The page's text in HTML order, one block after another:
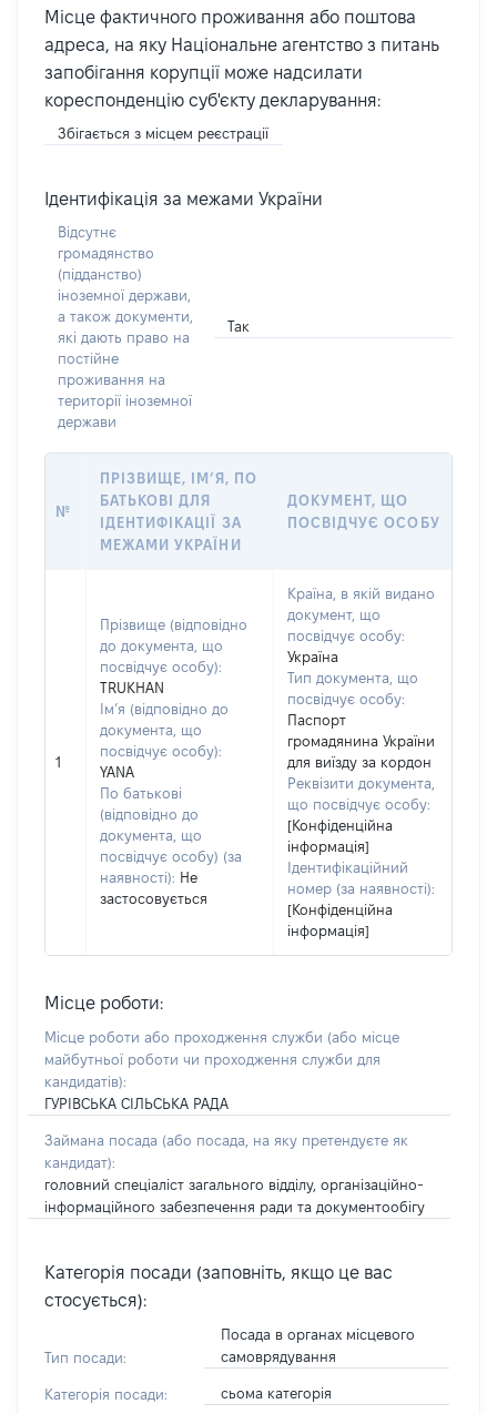
Місце фактичного проживання або поштова
адреса, на яку Національне агентство з питань
запобігання корупції може надсилати
кореспонденцію суб'єкту декларування:
Збігається з місцем реєстрації
Ідентифікація за межами України
Відсутнє
громадянство
(підданство)
іноземної держави,
а також документи,
які дають право на
постійне
проживання на
території іноземної
держави
Так
№
ПРІЗВИЩЕ, ІМ’Я, ПО
БАТЬКОВІ ДЛЯ
ІДЕНТИФІКАЦІЇ ЗА
МЕЖАМИ УКРАЇНИ
ДОКУМЕНТ, ЩО
ПОСВІДЧУЄ ОСОБУ
1
Прізвище (відповідно
до документа, що
посвідчує особу):
TRUKHAN
Ім’я (відповідно до
документа, що
посвідчує особу):
YANA
По батькові
(відповідно до
документа, що
посвідчує особу) (за
наявності): Не
застосовується
Країна, в якій видано
документ, що
посвідчує особу:
Україна
Тип документа, що
посвідчує особу:
Паспорт
громадянина України
для виїзду за кордон
Реквізити документа,
що посвідчує особу:
[Конфіденційна
інформація]
Ідентифікаційний
номер (за наявності):
[Конфіденційна
інформація]
Місце роботи:
Місце роботи або проходження служби (або місце
майбутньої роботи чи проходження служби для
кандидатів):
ГУРІВСЬКА СІЛЬСЬКА РАДА
Займана посада (або посада, на яку претендуєте як
кандидат):
головний спеціаліст загального відділу, організаційно-
інформаційного забезпечення ради та документообігу
Категорія посади (заповніть, якщо це вас
стосується):
Тип посади:
Посада в органах місцевого
самоврядування
Категорія посади: сьома категорія